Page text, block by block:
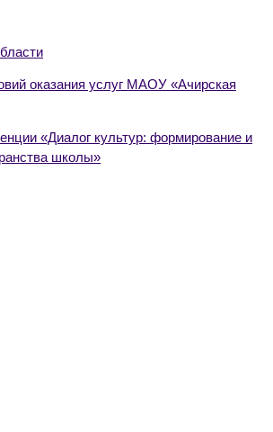
оказания услуг МАОУ «Ачирская
«Диалог культур: формирование и
школы»